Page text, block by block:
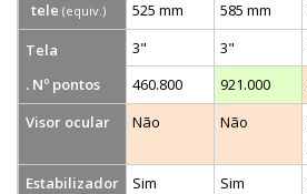
tele (equiv.)
525 mm
585 mm
Tela
3" 3"
. Nº pontos
460.800 921.000
Visor ocular
Não Não
Estabilizador
Sim Sim